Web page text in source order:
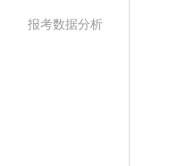
报考数据分析